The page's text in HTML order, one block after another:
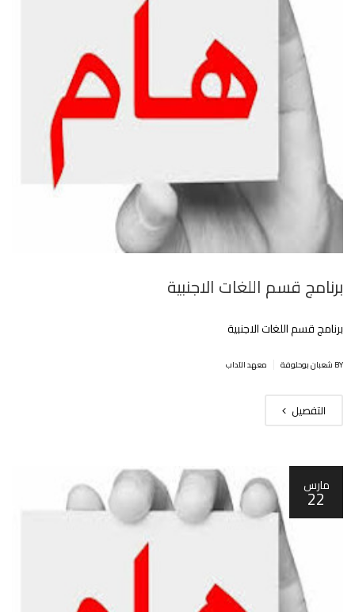
برنامج قسم اللغات الاجنبية
برنامج قسم اللغات الاجنبية
BY شعبان بوحلوفة معهد الآداب
التفصيل
مارس
22